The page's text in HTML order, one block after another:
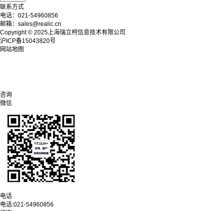
联系方式
电话：021-54960856
邮箱：sales@realic.cn
Copyright © 2025上海瑞立柯信息技术有限公司
沪ICP备15043820号
网站地图
咨询
微信
电话
电话:021-54960856